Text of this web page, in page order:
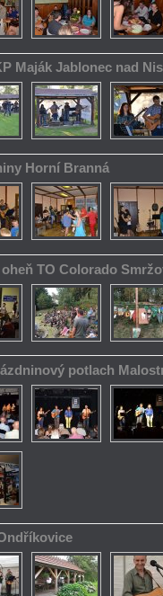
Maják Jablonec nad
Horní Branná
oheň TO Colorado
potlach